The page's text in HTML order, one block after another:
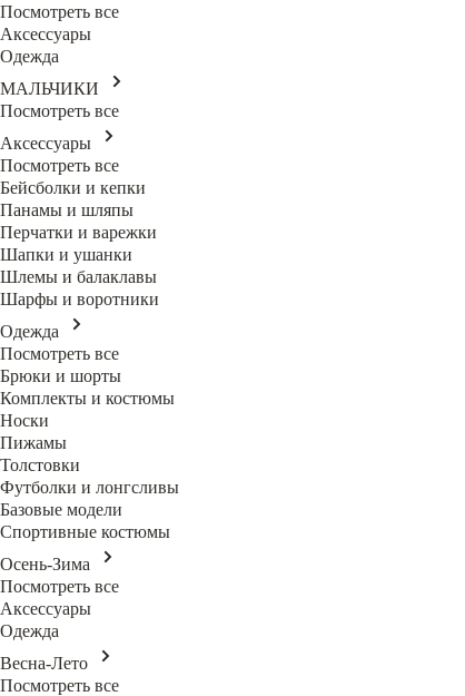
Посмотреть все
Аксессуары
Одежда
МАЛЬЧИКИ
Посмотреть все
Аксессуары
Посмотреть все
Бейсболки и кепки
Панамы и шляпы
Перчатки и варежки
Шапки и ушанки
Шлемы и балаклавы
Шарфы и воротники
Одежда
Посмотреть все
Брюки и шорты
Комплекты и костюмы
Носки
Пижамы
Толстовки
Футболки и лонгсливы
Базовые модели
Спортивные костюмы
Осень-Зима
Посмотреть все
Аксессуары
Одежда
Весна-Лето
Посмотреть все